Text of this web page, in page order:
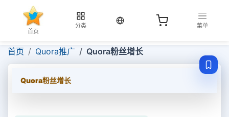
首页
分类
当前语言：中文
菜单
首页 Quora推广 Quora粉丝增长
Quora粉丝增长